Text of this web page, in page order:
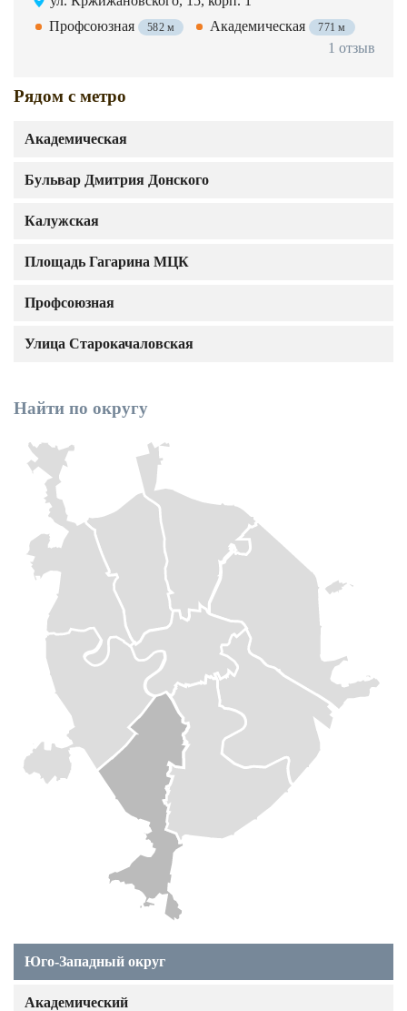
Найти по округу
Юго-Западный округ
Академический
Профсоюзная
582 м Академическая 771 м
1 отзыв
Рядом с метро
Академическая
Бульвар Дмитрия Донского
Калужская
Площадь Гагарина МЦК
Профсоюзная
Улица Старокачаловская